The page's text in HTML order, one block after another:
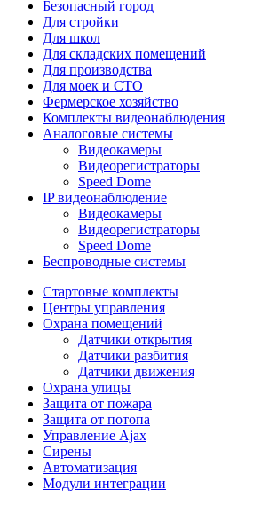
Безопасный город
Для стройки
Для школ
Для складских помещений
Для производства
Для моек и СТО
Фермерское хозяйство
Комплекты видеонаблюдения
Аналоговые системы
Видеокамеры
Видеорегистраторы
Speed Dome
IP видеонаблюдение
Видеокамеры
Видеорегистраторы
Speed Dome
Беспроводные системы
Стартовые комплекты
Центры управления
Охрана помещений
Датчики открытия
Датчики разбития
Датчики движения
Охрана улицы
Защита от пожара
Защита от потопа
Управление Ajax
Сирены
Автоматизация
Модули интеграции